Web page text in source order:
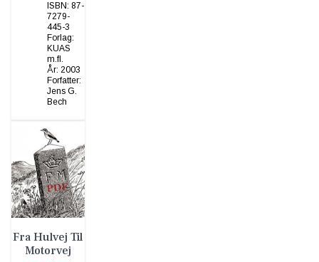
ISBN: 87-
7279-
445-3
Forlag:
KUAS
m.fl.
År: 2003
Forfatter:
Jens G.
Bech
Fra Hulvej Til
Motorvej